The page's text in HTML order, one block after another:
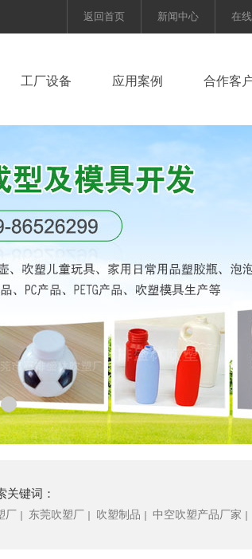
返回首页 新闻中心 在
工厂设备 应用案例 合作客
关键词：
厂 东莞吹塑厂 吹塑制品 中空吹塑产品厂家